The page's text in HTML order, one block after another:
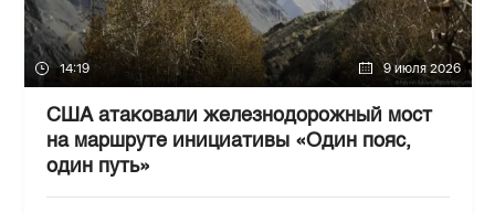
14:19 9 июля 2026
США атаковали железнодорожный мост
на маршруте инициативы «Один пояс,
один путь»